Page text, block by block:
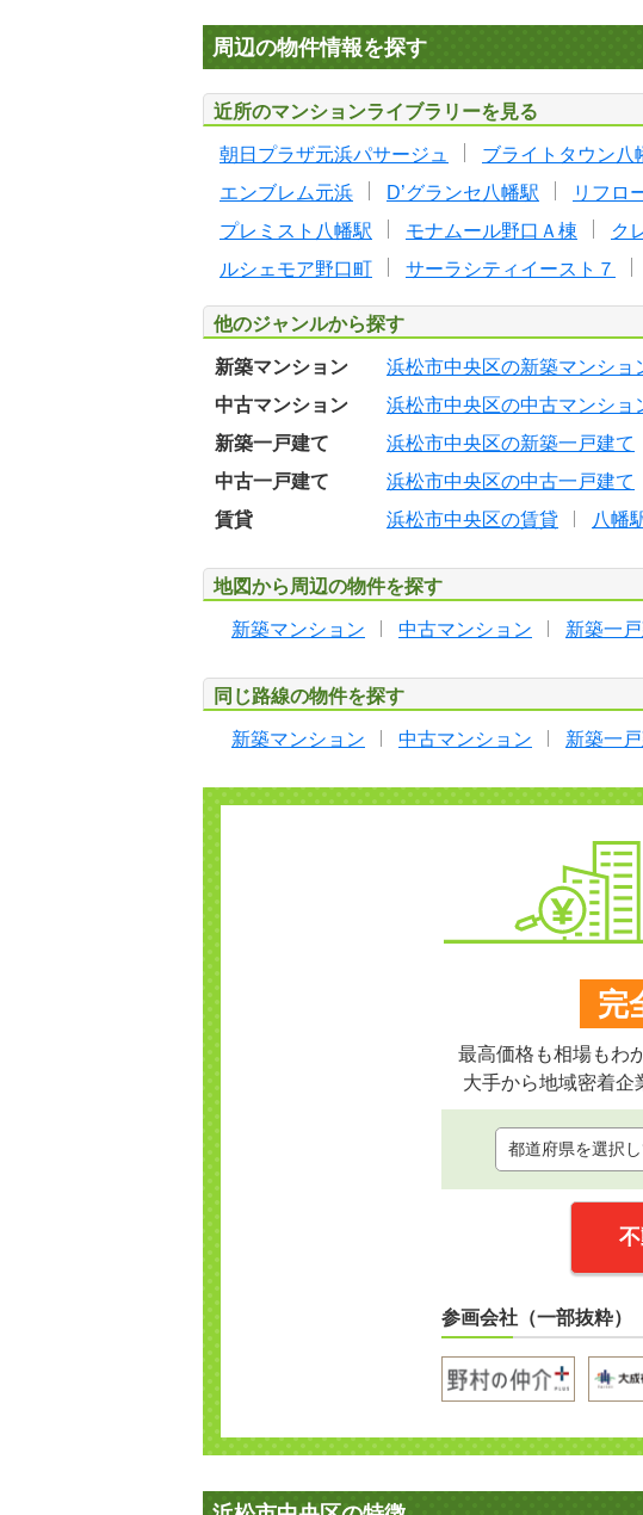
周辺の物件情報を探す
近所のマンションライブラリーを見る
朝日プラザ元浜パサージュ ブライトタウン八
エンブレム元浜
D’グランセ八幡駅 リフロ
プレミスト八幡駅
モナムール野口Ａ棟 ク
ルシェモア野口町
サーラシティイースト７
他のジャンルから探す
新築マンション 浜松市中央区の新築マンショ
中古マンション
浜松市中央区の中古マンショ
新築一戸建て
浜松市中央区の新築一戸建て
中古一戸建て
浜松市中央区の中古一戸建て
賃貸
浜松市中央区の賃貸 八幡
地図から周辺の物件を探す
新築マンション 中古マンション 新築一
同じ路線の物件を探す
新築マンション 中古マンション 新築一
完
最高価格も相場もわ
大手から地域密着企
参画会社（一部抜粋）